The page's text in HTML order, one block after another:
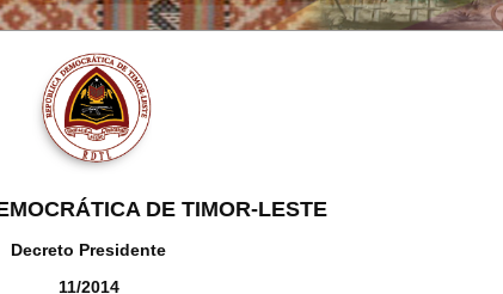
DE TIMOR-LESTE
Decreto Presidente
11/2014